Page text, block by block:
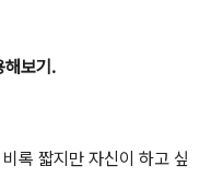
해보기.
록 짧지만 자신이 하고 싶